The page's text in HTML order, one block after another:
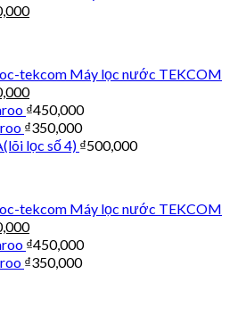
Máy lọc nước TEKCOM
₫450,000
₫350,000
lọc số 4) ₫500,000
Máy lọc nước TEKCOM
₫450,000
₫350,000